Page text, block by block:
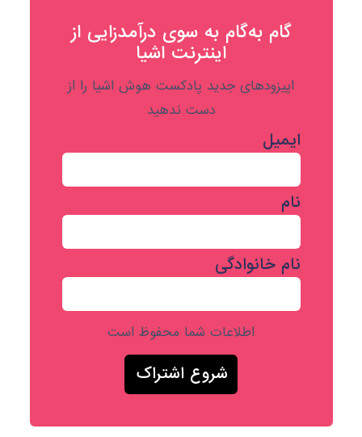
گام به‌گام به‌ سوی درآمدزایی از
اینترنت اشیا
اپیزودهای جدید پادکست هوش اشیا را از
دست ندهید
ایمیل
نام
نام خانوادگی
اطلاعات شما محفوظ است